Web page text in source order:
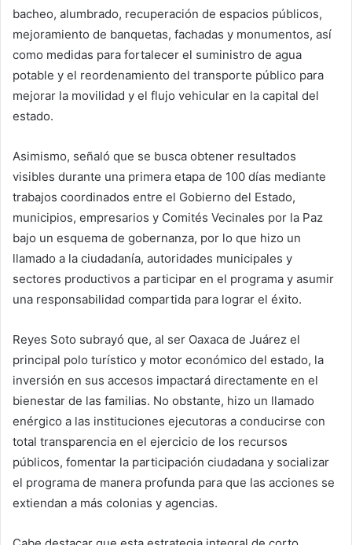
bacheo, alumbrado, recuperación de espacios públicos,
mejoramiento de banquetas, fachadas y monumentos, así
como medidas para fortalecer el suministro de agua
potable y el reordenamiento del transporte público para
mejorar la movilidad y el flujo vehicular en la capital del
estado.
Asimismo, señaló que se busca obtener resultados
visibles durante una primera etapa de 100 días mediante
trabajos coordinados entre el Gobierno del Estado,
municipios, empresarios y Comités Vecinales por la Paz
bajo un esquema de gobernanza, por lo que hizo un
llamado a la ciudadanía, autoridades municipales y
sectores productivos a participar en el programa y asumir
una responsabilidad compartida para lograr el éxito.
Reyes Soto subrayó que, al ser Oaxaca de Juárez el
principal polo turístico y motor económico del estado, la
inversión en sus accesos impactará directamente en el
bienestar de las familias. No obstante, hizo un llamado
enérgico a las instituciones ejecutoras a conducirse con
total transparencia en el ejercicio de los recursos
públicos, fomentar la participación ciudadana y socializar
el programa de manera profunda para que las acciones se
extiendan a más colonias y agencias.